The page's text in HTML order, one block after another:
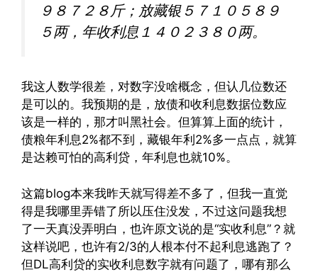
９８７２８斤；放藏银５７１０５８９
５两，年收利息１４０２３８０两。
我这人数学很差，对数字没啥概念，但认几位数还
是可以的。我预期的是，放债和收利息数据位数应
该是一样的，那才叫黑社会。但算算上面的统计，
债粮年利息2%都不到，藏银年利2%多一点点，就算
是达赖可怕的高利贷，年利息也就10%。
这篇blog本来我昨天就写得差不多了，但我一直觉
得是我哪里弄错了所以压住没发，不过这问题我想
了一天真没弄明白，也许原文说的是“实收利息”？就
这样说吧，也许有2/3的人根本付不起利息逃跑了？
但DL高利贷的实收利息数字就有问题了，哪有那么